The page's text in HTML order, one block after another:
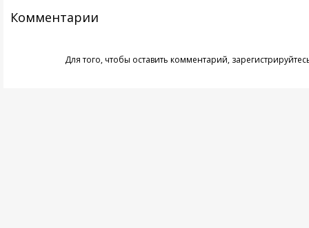
Комментарии
Для того, чтобы оставить комментарий,